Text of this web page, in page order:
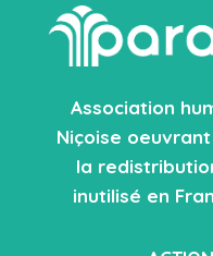
Association
Niçoise
la
inutilisé en